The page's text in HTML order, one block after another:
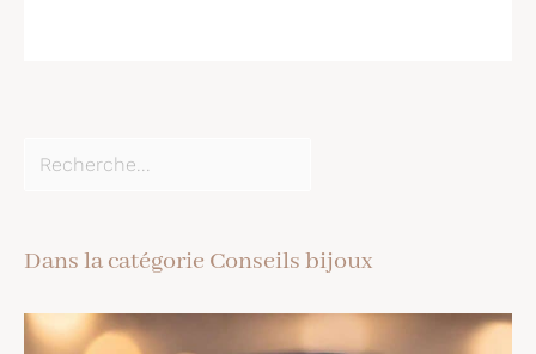
Dans la catégorie Conseils bijoux